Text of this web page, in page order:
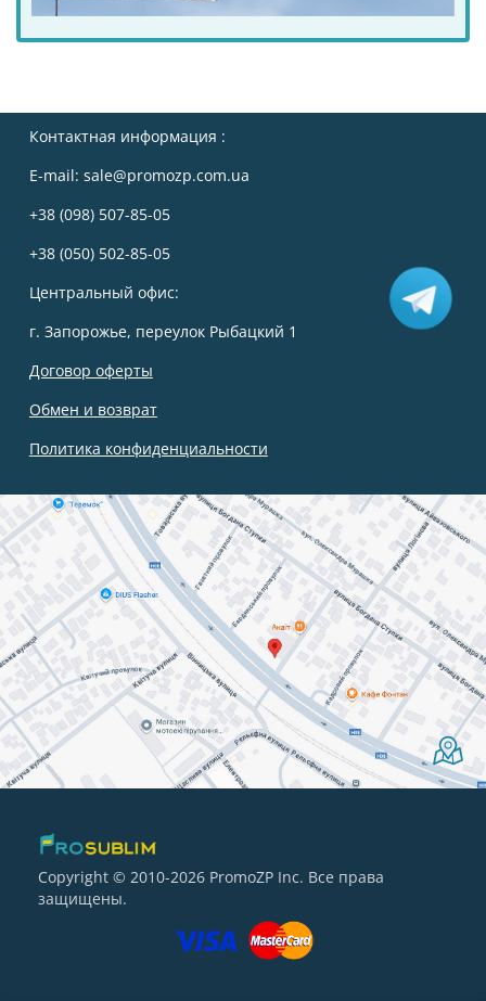
Контактная информация :
E-mail: sale@promozp.com.ua
+38 (098) 507-85-05
+38 (050) 502-85-05
Центральный офис:
г. Запорожье, переулок Рыбацкий 1
Договор оферты
Обмен и возврат
Политика конфиденциальности
Copyright © 2010-2026 PromoZP Inc. Все права
защищены.